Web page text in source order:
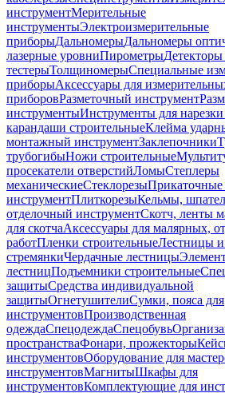
инструментМерительные
инструментыЭлектроизмерительные
приборыДальномерыДальномеры
лазерные уровниПирометрыДетекторы
тестерыТолщиномерыСпециальные
приборыАксессуары для
приборовРазметочный инструмент
инструментыИнструменты для
карандаши строительныеКлейма
монтажный инструментЗаклепочники
трубогибыНожи строительные
просекатели отверстийЛомыСтеплеры
механическиеСтеклорезыПрикаточные
инструментПлиткорезыКельмы,
отделочный инструментСкотч, ленты
для скотчаАксессуары для малярных,
работПленки строительныеЛестницы и
стремянкиЧердачные лестницы
лестницПодъемники строительные
защитыСредства индивидуальной
защитыОгнетушителиСумки, пояса для
инструментовПроизводственная
одеждаСпецодеждаСпецобувь
пространстваФонари, прожекторы
инструментовОборудование для
инструментовМагнитыШкафы для
инструментовКомплектующие для